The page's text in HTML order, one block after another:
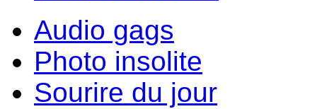
Audio gags
Photo insolite
Sourire du jour